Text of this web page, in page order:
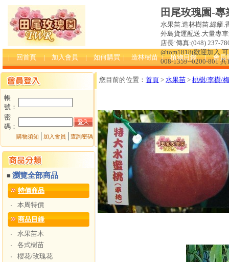
田尾玫瑰園-
水果苗.造林樹苗.綠籬.
外島貨運配送.大量專
店長˙傳真:(048) 237-
@tom1818(歡迎加入.
008-1359--0200-801 共
| 回首頁 | 加入會員 | 如何購買 | 造林樹苗 | 植物目錄 | 會員
帳
號：
密
碼：
購物須知 加入會員 查詢密碼
■瀏覽全部商品
特價商品
‧
本周特價
商品目錄
‧
水果苗木
‧
各式樹苗
‧
櫻花/玫瑰花
您目前的位置： 首頁 > 水果苗 > 桃樹/李樹/